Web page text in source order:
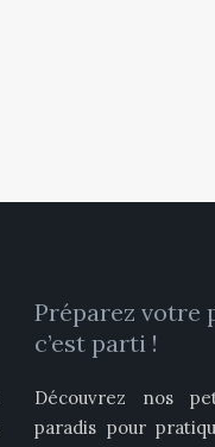
Préparez votre
c’est parti !
Découvrez nos
paradis pour